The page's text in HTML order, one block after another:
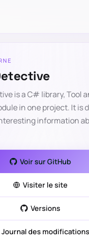
is a C# library, Tool
in one project. It is
information
Voir sur GitHub
Visiter le site
Versions
Journal des modifications